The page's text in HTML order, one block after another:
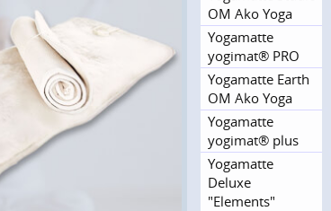
OM Ako Yoga
Yogamatte
yogimat® PRO
Yogamatte Earth
OM Ako Yoga
Yogamatte
yogimat® plus
Yogamatte
Deluxe
"Elements"